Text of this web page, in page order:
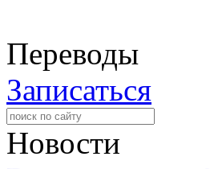
Переводы
Записаться
Новости